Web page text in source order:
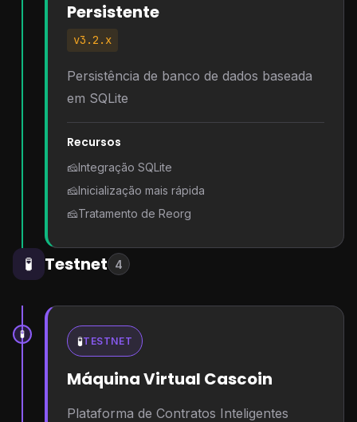
Persistente
v3.2.x
Persistência de banco de dados baseada
em SQLite
Recursos
🧀Integração SQLite
🧀Inicialização mais rápida
🧀Tratamento de Reorg
🧪 Testnet 4
🧪
🧪TESTNET
Máquina Virtual Cascoin
Plataforma de Contratos Inteligentes